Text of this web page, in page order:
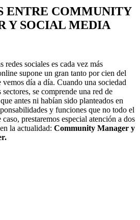
ENTRE COMMUNITY
Y SOCIAL MEDIA
redes sociales es cada vez más
supone un gran tanto por cien del
día a día. Cuando una sociedad
se comprende una red de
antes ni habían sido planteados en
y funciones que no todo el
prestaremos especial atención a dos
la actualidad: Community Manager y